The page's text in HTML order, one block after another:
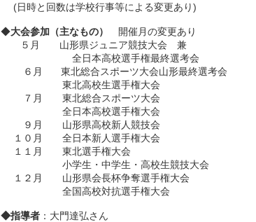
(日時と回数は学校行事等による変更あり)
◆大会参加（主なもの）
開催月の変更あり
５月 山形県ジュニア競技大会 兼
全日本高校選手権最終選考会
６月 東北総合スポーツ大会山形最終選考会
東北高校生選手権大会
７月 東北総合スポーツ大会
全日本高校選手権大会
９月 山形県高校新人競技会
１０月 全日本新人選手権大会
１１月 東北選手権大会
小学生・中学生・高校生競技大会
１２月 山形県会長杯争奪選手権大会
全国高校対抗選手権大会
◆指導者 ：大門達弘さん